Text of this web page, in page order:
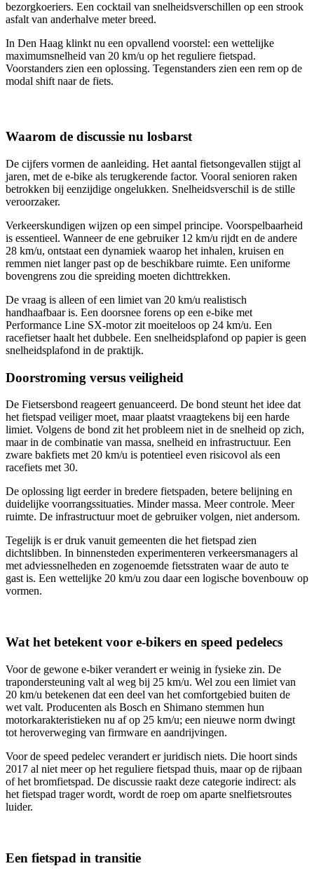
bezorgkoeriers. Een cocktail van snelheidsverschillen op een strook
asfalt van anderhalve meter breed.
In Den Haag klinkt nu een opvallend voorstel: een wettelijke
maximumsnelheid van 20 km/u op het reguliere fietspad.
Voorstanders zien een oplossing. Tegenstanders zien een rem op de
modal shift naar de fiets.
Waarom de discussie nu losbarst
De cijfers vormen de aanleiding. Het aantal fietsongevallen stijgt al
jaren, met de e-bike als terugkerende factor. Vooral senioren raken
betrokken bij eenzijdige ongelukken. Snelheidsverschil is de stille
veroorzaker.
Verkeerskundigen wijzen op een simpel principe. Voorspelbaarheid
is essentieel. Wanneer de ene gebruiker 12 km/u rijdt en de andere
28 km/u, ontstaat een dynamiek waarop het inhalen, kruisen en
remmen niet langer past op de beschikbare ruimte. Een uniforme
bovengrens zou die spreiding moeten dichttrekken.
De vraag is alleen of een limiet van 20 km/u realistisch
handhaafbaar is. Een doorsnee forens op een e-bike met
Performance Line SX-motor zit moeiteloos op 24 km/u. Een
racefietser haalt het dubbele. Een snelheidsplafond op papier is geen
snelheidsplafond in de praktijk.
Doorstroming versus veiligheid
De Fietsersbond reageert genuanceerd. De bond steunt het idee dat
het fietspad veiliger moet, maar plaatst vraagtekens bij een harde
limiet. Volgens de bond zit het probleem niet in de snelheid op zich,
maar in de combinatie van massa, snelheid en infrastructuur. Een
zware bakfiets met 20 km/u is potentieel even risicovol als een
racefiets met 30.
De oplossing ligt eerder in bredere fietspaden, betere belijning en
duidelijke voorrangssituaties. Minder massa. Meer controle. Meer
ruimte. De infrastructuur moet de gebruiker volgen, niet andersom.
Tegelijk is er druk vanuit gemeenten die het fietspad zien
dichtslibben. In binnensteden experimenteren verkeersmanagers al
met adviessnelheden en zogenoemde fietsstraten waar de auto te
gast is. Een wettelijke 20 km/u zou daar een logische bovenbouw op
vormen.
Wat het betekent voor e-bikers en speed pedelecs
Voor de gewone e-biker verandert er weinig in fysieke zin. De
trapondersteuning valt al weg bij 25 km/u. Wel zou een limiet van
20 km/u betekenen dat een deel van het comfortgebied buiten de
wet valt. Producenten als Bosch en Shimano stemmen hun
motorkarakteristieken nu af op 25 km/u; een nieuwe norm dwingt
tot heroverweging van firmware en aandrijvingen.
Voor de speed pedelec verandert er juridisch niets. Die hoort sinds
2017 al niet meer op het reguliere fietspad thuis, maar op de rijbaan
of het bromfietspad. De discussie raakt deze categorie indirect: als
het fietspad trager wordt, wordt de roep om aparte snelfietsroutes
luider.
Een fietspad in transitie